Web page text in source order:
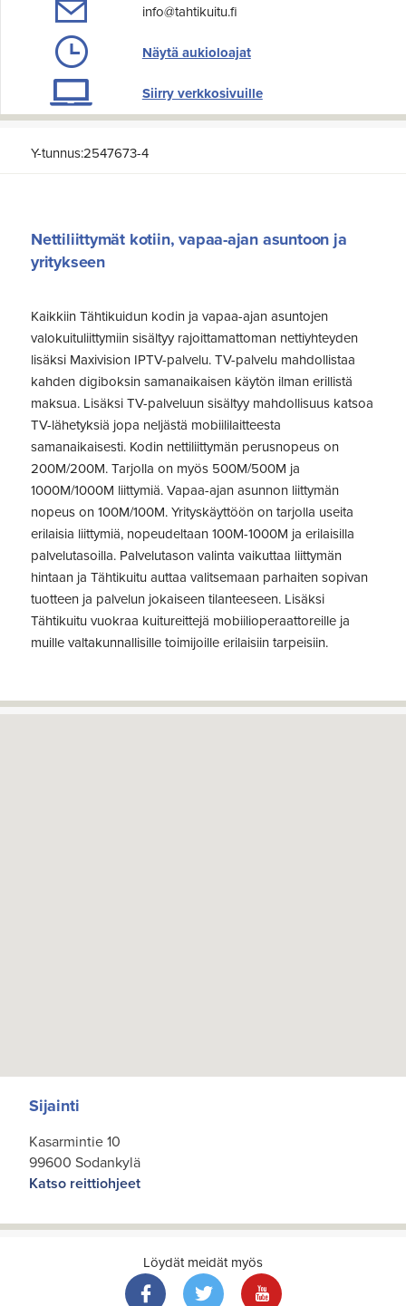
info@tahtikuitu.fi
Näytä aukioloajat
Siirry verkkosivuille
Y-tunnus:2547673-4
Nettiliittymät kotiin, vapaa-ajan asuntoon ja
yritykseen
Kaikkiin Tähtikuidun kodin ja vapaa-ajan asuntojen
valokuituliittymiin sisältyy rajoittamattoman nettiyhteyden
lisäksi Maxivision IPTV-palvelu. TV-palvelu mahdollistaa
kahden digiboksin samanaikaisen käytön ilman erillistä
maksua. Lisäksi TV-palveluun sisältyy mahdollisuus katsoa
TV-lähetyksiä jopa neljästä mobiililaitteesta
samanaikaisesti. Kodin nettiliittymän perusnopeus on
200M/200M. Tarjolla on myös 500M/500M ja
1000M/1000M liittymiä. Vapaa-ajan asunnon liittymän
nopeus on 100M/100M. Yrityskäyttöön on tarjolla useita
erilaisia liittymiä, nopeudeltaan 100M-1000M ja erilaisilla
palvelutasoilla. Palvelutason valinta vaikuttaa liittymän
hintaan ja Tähtikuitu auttaa valitsemaan parhaiten sopivan
tuotteen ja palvelun jokaiseen tilanteeseen. Lisäksi
Tähtikuitu vuokraa kuitureittejä mobiilioperaattoreille ja
muille valtakunnallisille toimijoille erilaisiin tarpeisiin.
Sijainti
Kasarmintie 10
99600 Sodankylä
Katso reittiohjeet
Löydät meidät myös